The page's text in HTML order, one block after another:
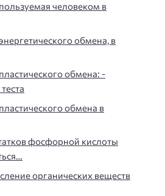
человеком в
обмена, в
обмена: -
обмена в
фосфорной кислоты
органических веществ